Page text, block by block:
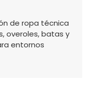
de ropa técnica
overoles, batas y
entornos